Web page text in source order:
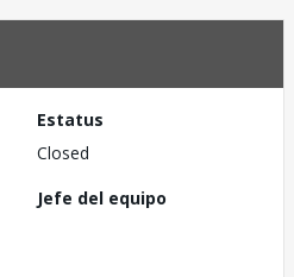
Estatus
Closed
Jefe del equipo